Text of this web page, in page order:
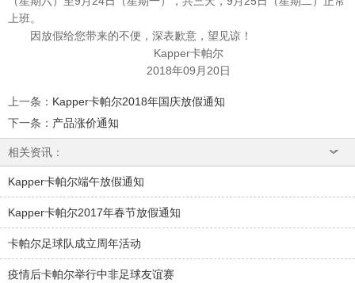
上班。
因放假给您带来的不便，深表歉意，望见谅！
Kapper卡帕尔
2018年09月20日
上一条 ： Kapper卡帕尔2018年国庆放假通知
下一条 ： 产品涨价通知
相关资讯：
Kapper卡帕尔端午放假通知
Kapper卡帕尔2017年春节放假通知
卡帕尔足球队成立周年活动
疫情后卡帕尔举行中非足球友谊赛